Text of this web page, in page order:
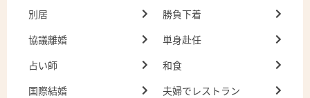
別居
勝負下着
協議離婚
単身赴任
占い師
和食
国際結婚
夫婦でレストラン